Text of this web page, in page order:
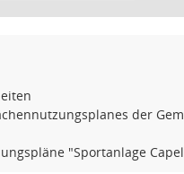
der
"Sportanlage